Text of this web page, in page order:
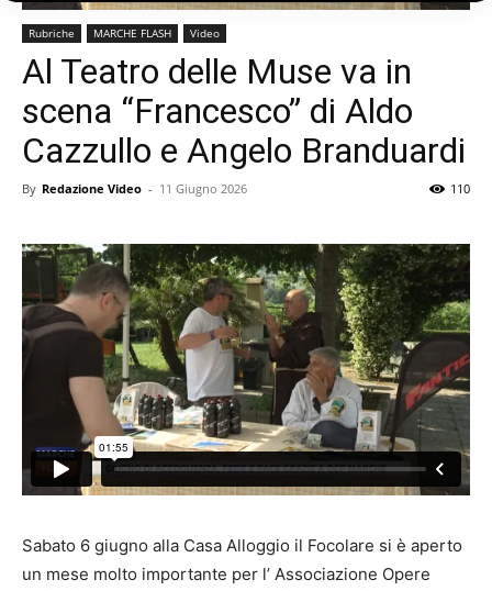
Rubriche MARCHE FLASH Video
Al Teatro delle Muse va in
scena “Francesco” di Aldo
Cazzullo e Angelo Branduardi
By Redazione Video - 11 Giugno 2026 110
Sabato 6 giugno alla Casa Alloggio il Focolare si è aperto
un mese molto importante per l’ Associazione Opere